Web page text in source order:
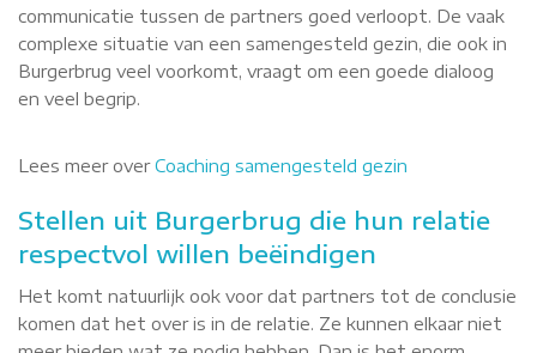
communicatie tussen de partners goed verloopt. De vaak
complexe situatie van een samengesteld gezin, die ook in
Burgerbrug veel voorkomt, vraagt om een goede dialoog
en veel begrip.
Lees meer overCoaching samengesteld gezin
Stellen uit Burgerbrug die hun relatie
respectvol willen beëindigen
Het komt natuurlijk ook voor dat partners tot de conclusie
komen dat het over is in de relatie. Ze kunnen elkaar niet